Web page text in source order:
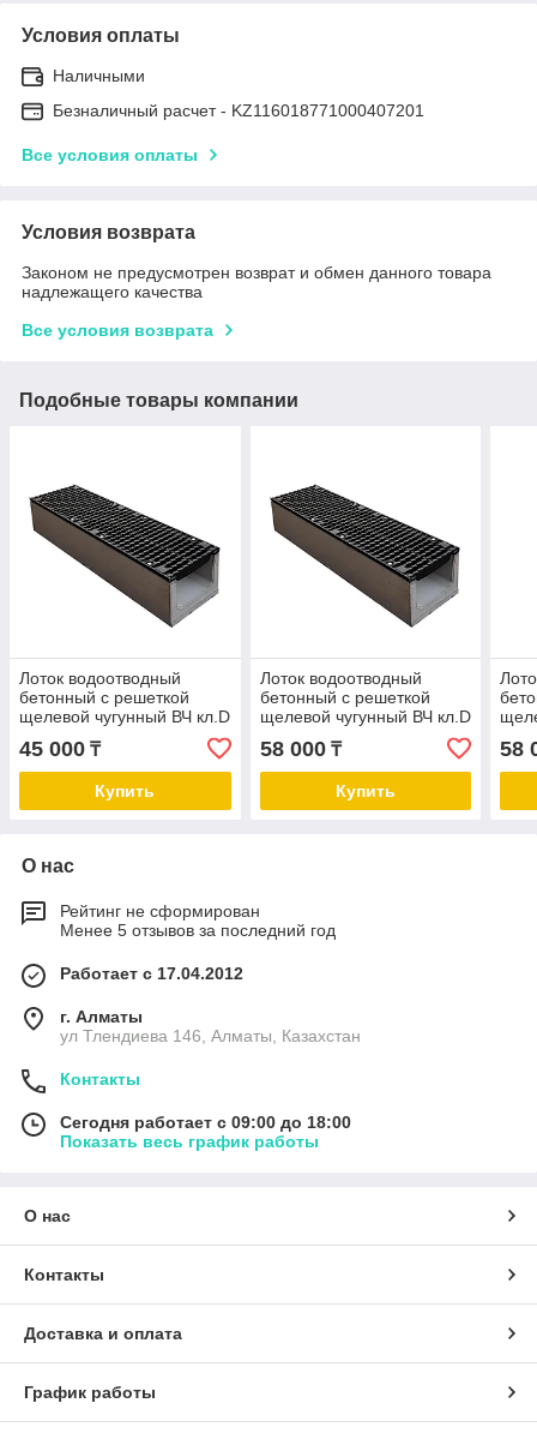
Условия оплаты
Наличными
Безналичный расчет - KZ116018771000407201
Все условия оплаты
Условия возврата
Законом не предусмотрен возврат и обмен данного товара
надлежащего качества
Все условия возврата
Подобные товары компании
Лоток водоотводный
бетонный с решеткой
щелевой чугунный ВЧ кл.D
1000х250х255 мм
+77077944491
45 000 ₸
Купить
Лоток водоотводный
бетонный с решеткой
щелевой чугунный ВЧ кл.D
1000х260х265 мм
+77077944491
58 000₸
Купить
58
О нас
Рейтинг не сформирован
Менее 5 отзывов за последний год
Работает с 17.04.2012
г. Алматы
ул Тлендиева 146, Алматы, Казахстан
Контакты
Сегодня работает с 09:00 до 18:00
Показать весь график работы
О нас
Контакты
Доставка и оплата
График работы